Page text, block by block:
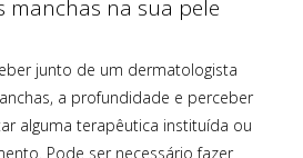
manchas na sua pele
junto de um dermatologista
a profundidade e perceber
alguma terapêutica instituída ou
Pode ser necessário fazer